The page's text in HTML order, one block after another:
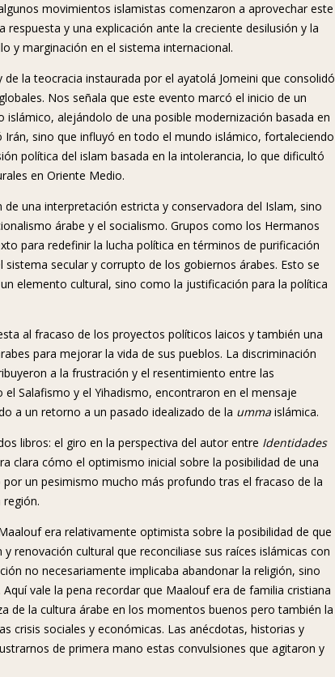
movimientos islamistas comenzaron a aprovechar este
y una explicación ante la creciente desilusión y la
y marginación en el sistema internacional.
la teocracia instaurada por el ayatolá Jomeini que consolidó
Nos señala que este evento marcó el inicio de un
alejándolo de una posible modernización basada en
sino que influyó en todo el mundo islámico, fortaleciendo
política del islam basada en la intolerancia, lo que dificultó
en Oriente Medio.
una interpretación estricta y conservadora del Islam, sino
árabe y el socialismo. Grupos como los Hermanos
para redefinir la lucha política en términos de purificación
secular y corrupto de los gobiernos árabes. Esto se
elemento cultural, sino como la justificación para la política
al fracaso de los proyectos políticos laicos y también una
para mejorar la vida de sus pueblos. La discriminación
a la frustración y el resentimiento entre las
Salafismo y el Yihadismo, encontraron en el mensaje
a un retorno a un pasado idealizado de la umma islámica.
libros: el giro en la perspectiva del autor entre Identidades
clara cómo el optimismo inicial sobre la posibilidad de una
un pesimismo mucho más profundo tras el fracaso de la
era relativamente optimista sobre la posibilidad de que
renovación cultural que reconciliase sus raíces islámicas con
no necesariamente implicaba abandonar la religión, sino
vale la pena recordar que Maalouf era de familia cristiana
de la cultura árabe en los momentos buenos pero también la
crisis sociales y económicas. Las anécdotas, historias y
de primera mano estas convulsiones que agitaron y